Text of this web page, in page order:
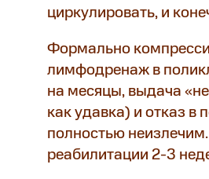
циркулировать, и
Формально
лимфодренаж в
на месяцы, выдача «не
как удавка) и отказ в
полностью
реабилитации 2-3